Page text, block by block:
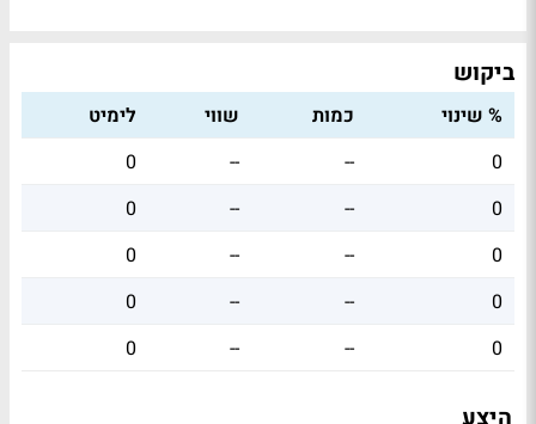
ביקוש
% שינוי כמות שווי
לימיט
0
--
--
0
0
--
--
0
0
--
--
0
0
--
--
0
0
--
--
0